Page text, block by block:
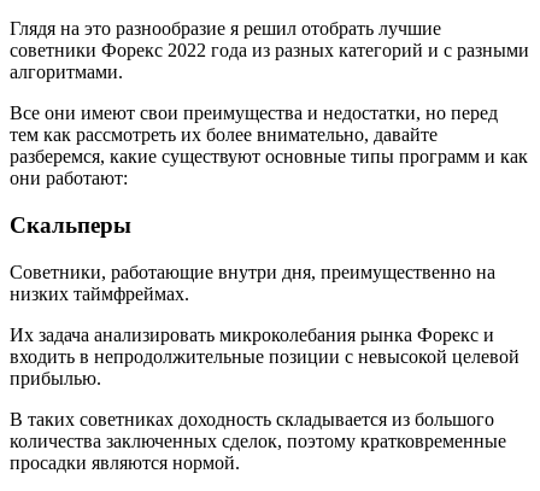
Глядя на это разнообразие я решил отобрать лучшие
советники Форекс 2022 года из разных категорий и с разными
алгоритмами.
Все они имеют свои преимущества и недостатки, но перед
тем как рассмотреть их более внимательно, давайте
разберемся, какие существуют основные типы программ и как
они работают:
Скальперы
Советники, работающие внутри дня, преимущественно на
низких таймфреймах.
Их задача анализировать микроколебания рынка Форекс и
входить в непродолжительные позиции с невысокой целевой
прибылью.
В таких советниках доходность складывается из большого
количества заключенных сделок, поэтому кратковременные
просадки являются нормой.